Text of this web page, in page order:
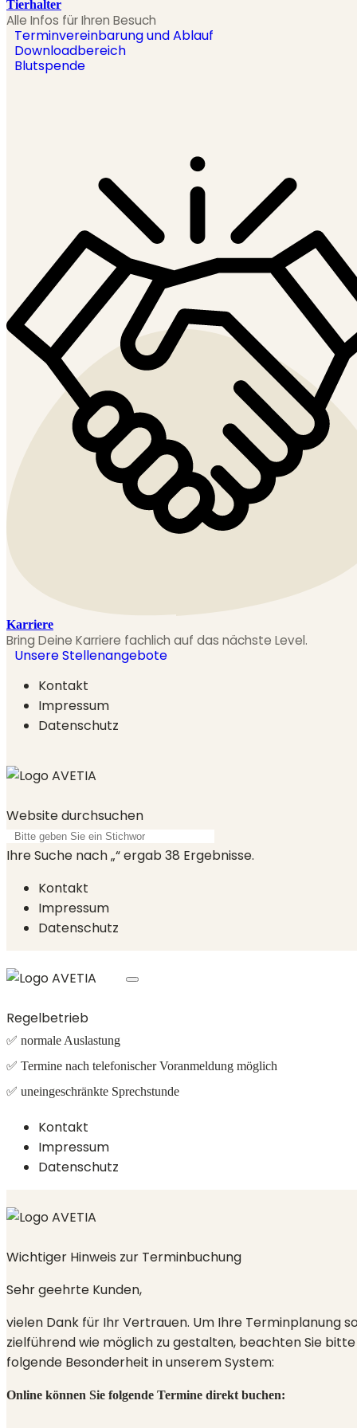
Tierhalter
Alle Infos für Ihren Besuch
Terminvereinbarung und Ablauf
Downloadbereich
Blutspende
Karriere
Bring Deine Karriere fachlich auf das nächste Level.
Unsere Stellenangebote
Kontakt
Impressum
Datenschutz
Website durchsuchen
Ihre Suche nach „“ ergab38 Ergebnisse.
Kontakt
Impressum
Datenschutz
Regelbetrieb
✅ normale Auslastung
✅ Termine nach telefonischer Voranmeldung möglich
✅ uneingeschränkte Sprechstunde
Kontakt
Impressum
Datenschutz
Wichtiger Hinweis zur Terminbuchung
Sehr geehrte Kunden,
vielen Dank für Ihr Vertrauen. Um Ihre Terminplanung
zielführend wie möglich zu gestalten, beachten Sie bitte
folgende Besonderheit in unserem System:
Online können Sie folgende Termine direkt buchen: